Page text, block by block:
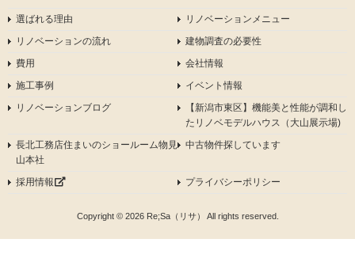
選ばれる理由
リノベーションメニュー
リノベーションの流れ
建物調査の必要性
費用
会社情報
施工事例
イベント情報
リノベーションブログ
【新潟市東区】機能美と性能が調和し
たリノベモデルハウス（大山展示場)
長北工務店住まいのショールーム物見
山本社
中古物件探しています
採用情報 プライバシーポリシー
Copyright © 2026 Re;Sa（リサ） All rights reserved.